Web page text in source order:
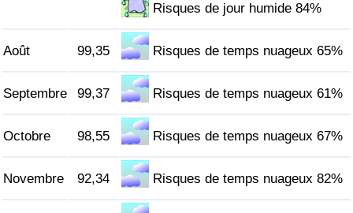
Risques de jour humide 84%
Août 99,35 Risques de temps nuageux 65%
Septembre 99,37 Risques de temps nuageux 61%
Octobre 98,55 Risques de temps nuageux 67%
Novembre 92,34 Risques de temps nuageux 82%
Indice de Trafic par Pays